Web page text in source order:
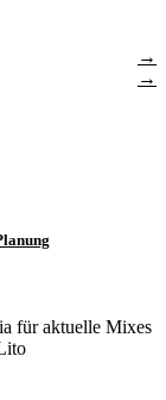
für aktuelle Mixes